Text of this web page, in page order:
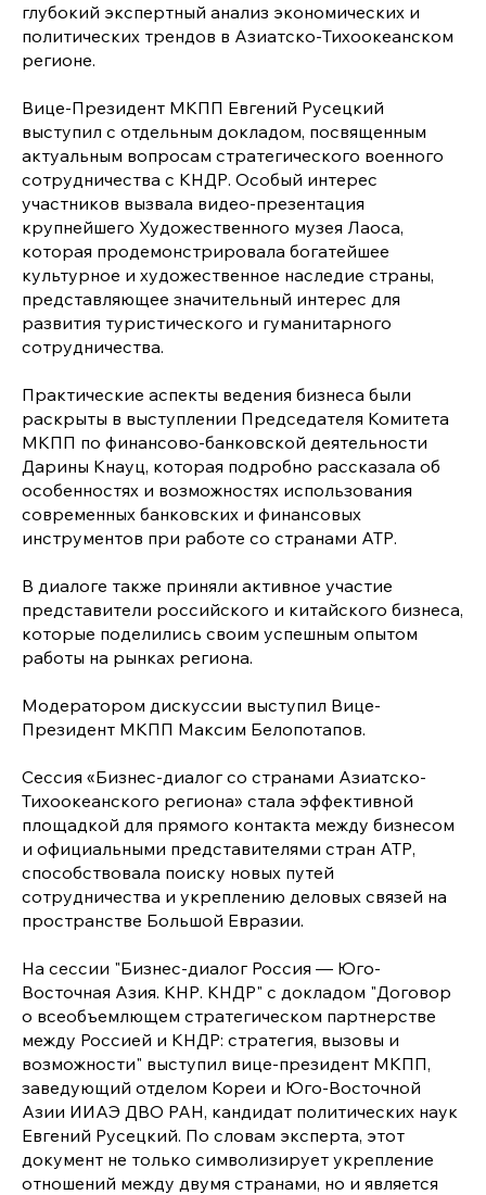
глубокий экспертный анализ экономических и
политических трендов в Азиатско-Тихоокеанском
регионе.
Вице-Президент МКПП Евгений Русецкий
выступил с отдельным докладом, посвященным
актуальным вопросам стратегического военного
сотрудничества с КНДР. Особый интерес
участников вызвала видео-презентация
крупнейшего Художественного музея Лаоса,
которая продемонстрировала богатейшее
культурное и художественное наследие страны,
представляющее значительный интерес для
развития туристического и гуманитарного
сотрудничества.
Практические аспекты ведения бизнеса были
раскрыты в выступлении Председателя Комитета
МКПП по финансово-банковской деятельности
Дарины Кнауц, которая подробно рассказала об
особенностях и возможностях использования
современных банковских и финансовых
инструментов при работе со странами АТР.
В диалоге также приняли активное участие
представители российского и китайского бизнеса,
которые поделились своим успешным опытом
работы на рынках региона.
Модератором дискуссии выступил Вице-
Президент МКПП Максим Белопотапов.
Сессия «Бизнес-диалог со странами Азиатско-
Тихоокеанского региона» стала эффективной
площадкой для прямого контакта между бизнесом
и официальными представителями стран АТР,
способствовала поиску новых путей
сотрудничества и укреплению деловых связей на
пространстве Большой Евразии.
На сессии "Бизнес-диалог Россия — Юго-
Восточная Азия. КНР. КНДР" с докладом "Договор
о всеобъемлющем стратегическом партнерстве
между Россией и КНДР: стратегия, вызовы и
возможности" выступил вице-президент МКПП,
заведующий отделом Кореи и Юго-Восточной
Азии ИИАЭ ДВО РАН, кандидат политических наук
Евгений Русецкий. По словам эксперта, этот
документ не только символизирует укрепление
отношений между двумя странами, но и является